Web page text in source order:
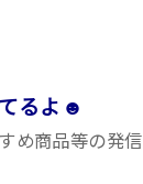
るよ☻
め商品等の発